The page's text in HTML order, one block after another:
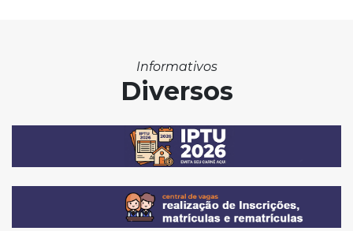
Informativos
Diversos